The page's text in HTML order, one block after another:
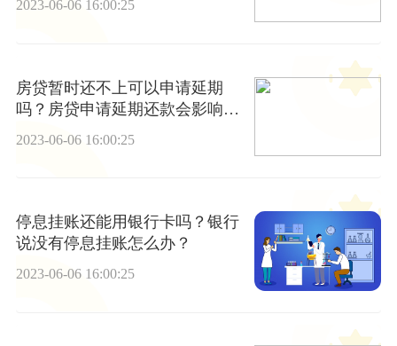
2023-06-06 16:00:25
房贷暂时还不上可以申请延期
吗？房贷申请延期还款会影响征
2023-06-06 16:00:25
停息挂账还能用银行卡吗？银行
说没有停息挂账怎么办？
2023-06-06 16:00:25